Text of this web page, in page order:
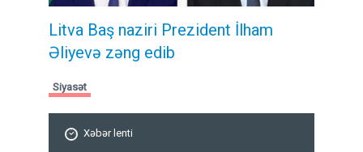
Litva Baş naziri Prezident İlham
Əliyevə zəng edib
Siyasət
Xəbər lenti